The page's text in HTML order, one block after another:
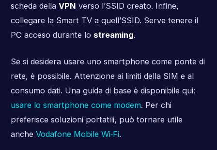
scheda della VPN verso l’SSID creato. Infine,
collegare la Smart TV a quell’SSID. Serve tenere il
PC acceso durante lo streaming.
Se si desidera usare uno smartphone come ponte di
rete, è possibile. Attenzione ai limiti della SIM e al
consumo dati. Una guida di base è disponibile qui:
usare lo smartphone come modem. Per chi
preferisce soluzioni portatili, può tornare utile
anche Vodafone Mobile Wi‑Fi.